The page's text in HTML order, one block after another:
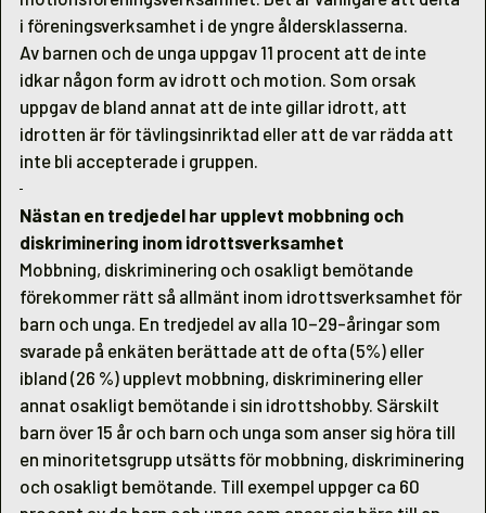
i föreningsverksamhet i de yngre åldersklasserna.
Av barnen och de unga uppgav 11 procent att de inte
idkar någon form av idrott och motion. Som orsak
uppgav de bland annat att de inte gillar idrott, att
idrotten är för tävlingsinriktad eller att de var rädda att
inte bli accepterade i gruppen.
Nästan en tredjedel har upplevt mobbning och
diskriminering inom idrottsverksamhet
Mobbning, diskriminering och osakligt bemötande
förekommer rätt så allmänt inom idrottsverksamhet för
barn och unga. En tredjedel av alla 10–29-åringar som
svarade på enkäten berättade att de ofta (5%) eller
ibland (26 %) upplevt mobbning, diskriminering eller
annat osakligt bemötande i sin idrottshobby. Särskilt
barn över 15 år och barn och unga som anser sig höra till
en minoritetsgrupp utsätts för mobbning, diskriminering
och osakligt bemötande. Till exempel uppger ca 60